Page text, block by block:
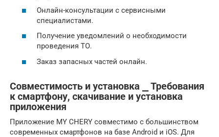
Онлайн-консультации с сервисными
специалистами.
Получение уведомлений о необходимости
проведения ТО.
Заказ запасных частей онлайн.
Совместимость и установка ⎯ Требования
к смартфону, скачивание и установка
приложения
Приложение MY CHERY совместимо с большинством
современных смартфонов на базе Android и iOS. Для